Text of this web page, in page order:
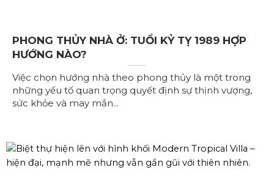
PHONG THỦY NHÀ Ở: TUỔI KỶ TỴ 1989 HỢP
HƯỚNG NÀO?
Việc chọn hướng nhà theo phong thủy là một trong
những yếu tố quan trọng quyết định sự thịnh vượng,
sức khỏe và may mắn